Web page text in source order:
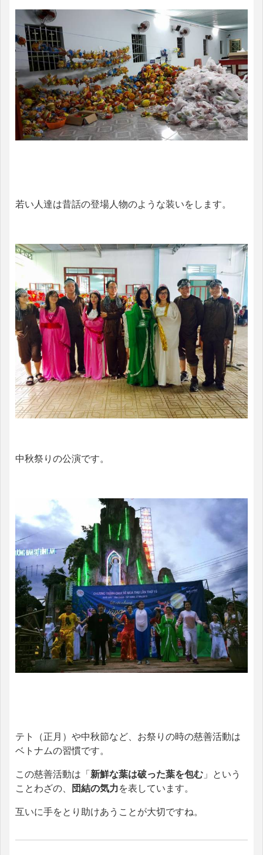
若い人達は昔話の登場人物のような装いをします。
中秋祭りの公演です。
テト（正月）や中秋節など、お祭りの時の慈善活動は
ベトナムの習慣です。
この慈善活動は「新鮮な葉は破った葉を包む 」という
ことわざの、 団結の気力を表しています。
互いに手をとり助けあうことが大切ですね。